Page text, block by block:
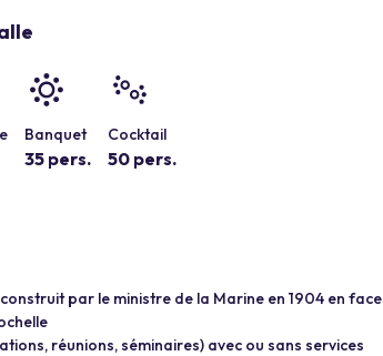
Banquet
35 pers.
Cocktail
50 pers.
par le ministre de la Marine en 1904 en face
réunions, séminaires) avec ou sans services